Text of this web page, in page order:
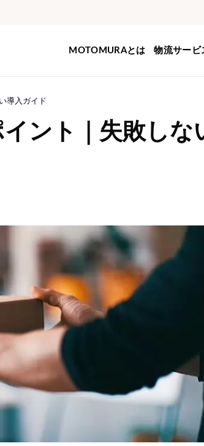
MOTOMURAとは 物流サービ
導入ガイド
ント｜失敗しな